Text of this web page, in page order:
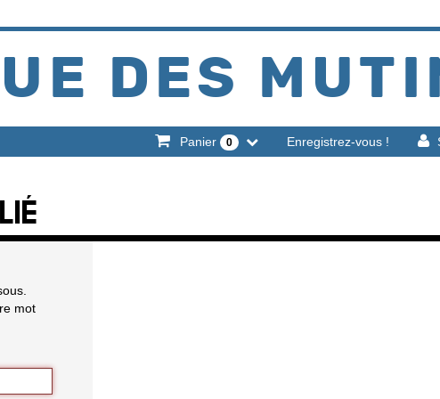
DES
Enregistrez-vous !
Panier 0
mot